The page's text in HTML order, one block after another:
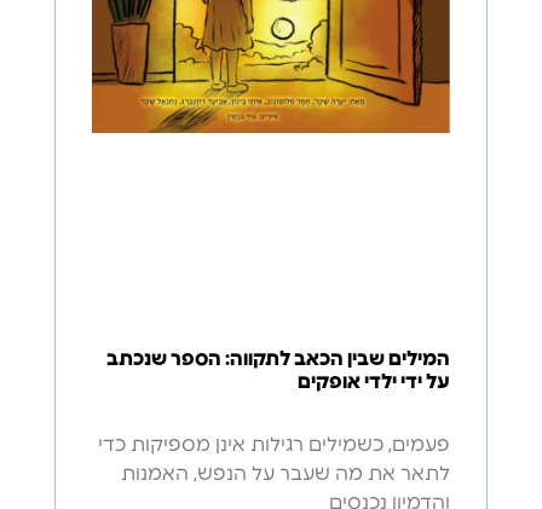
המילים שבין הכאב לתקווה: הספר שנכתב
על ידי ילדי אופקים
פעמים, כשמילים רגילות אינן מספיקות כדי
לתאר את מה שעבר על הנפש, האמנות
והדמיון נכנסים